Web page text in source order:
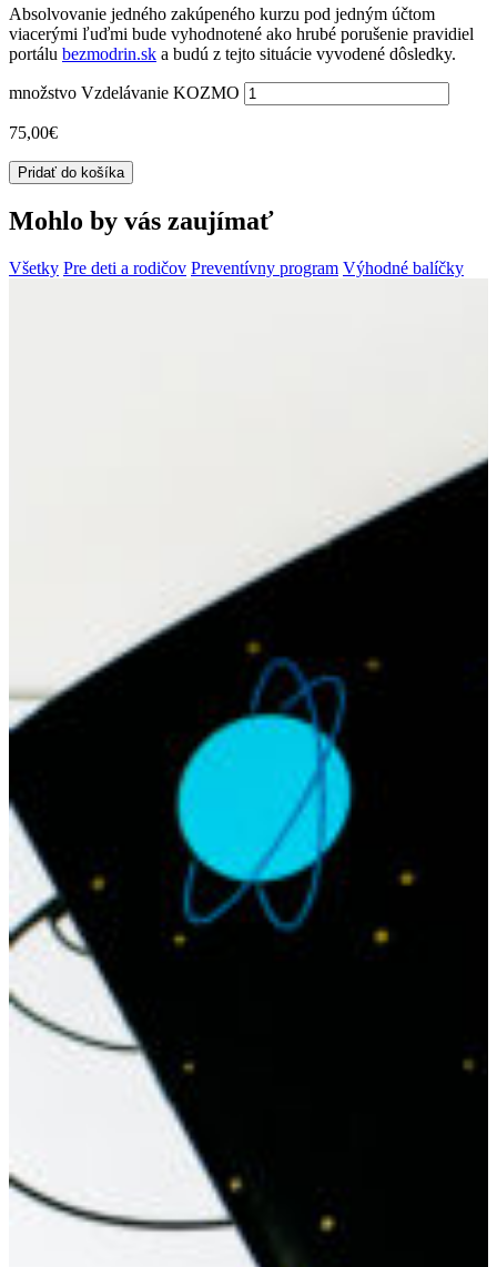
Absolvovanie jedného zakúpeného kurzu pod jedným účtom
viacerými ľuďmi bude vyhodnotené ako hrubé porušenie pravidiel
portálu bezmodrin.sk a budú z tejto situácie vyvodené dôsledky.
množstvo Vzdelávanie KOZMO
75,00€
Pridať do košíka
Mohlo by vás zaujímať
Všetky Pre deti a rodičov Preventívny program Výhodné balíčky